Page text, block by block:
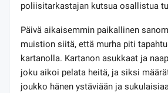
poliisitarkastajan kutsua osallistua
Päivä aikaisemmin paikallinen
muistion siitä, että murha piti
kartanolla. Kartanon asukkaat ja
joku aikoi pelata heitä, ja siksi
joukko hänen ystäviään ja